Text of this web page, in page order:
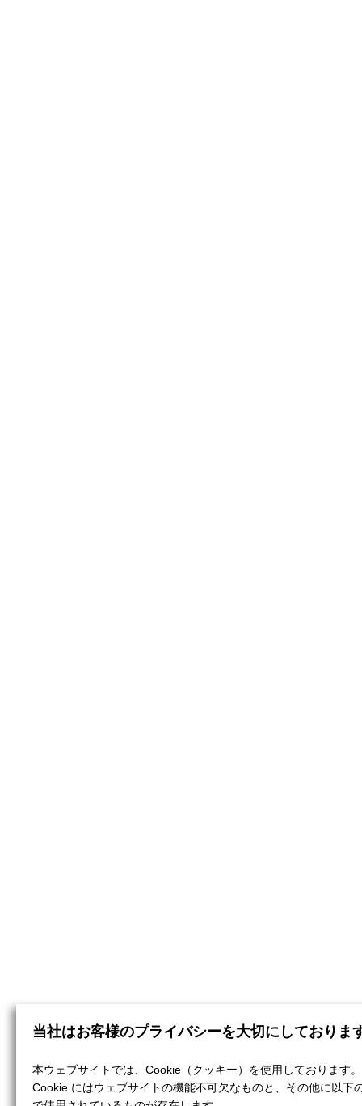
当社はお客様のプライバシーを大切にしておりま
本ウェブサイトでは、Cookie（クッキー）を使用しております。
Cookie にはウェブサイトの機能不可欠なものと、その他に以下